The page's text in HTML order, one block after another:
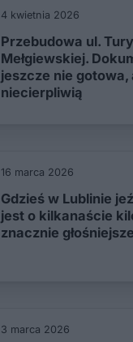
4 kwietnia 2026
Przebudowa ul.
Mełgiewskiej.
jeszcze nie
niecierpliwią
16 marca 2026
Gdzieś w Lublinie
jest o kilkanaście
znacznie głośniejsze
3 marca 2026